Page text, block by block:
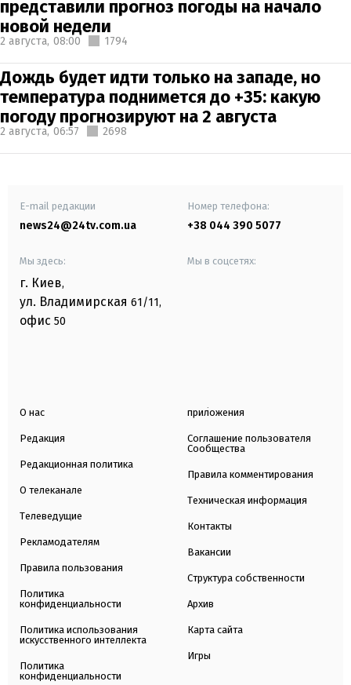
представили прогноз погоды на начало
новой недели
2 августа, 08:00 1794
Дождь будет идти только на западе, но
температура поднимется до +35: какую
погоду прогнозируют на 2 августа
2 августа, 06:57 2698
E-mail редакции
news24@24tv.com.ua
Номер телефона:
+38 044 390 5077
Мы здесь:
г. Киев,
ул. Владимирская 61/11,
офис 50
Мы в соцсетях:
О нас
Редакция
Редакционная политика
О телеканале
Телеведущие
Рекламодателям
Правила пользования
Политика
конфиденциальности
Политика использования
искусственного интеллекта
Политика
конфиденциальности
приложения
Соглашение пользователя
Сообщества
Правила комментирования
Техническая информация
Контакты
Вакансии
Структура собственности
Архив
Карта сайта
Игры